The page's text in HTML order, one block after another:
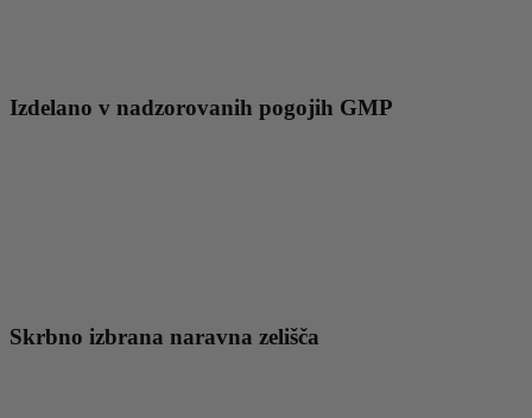
Izdelano v nadzorovanih pogojih GMP
Skrbno izbrana naravna zelišča